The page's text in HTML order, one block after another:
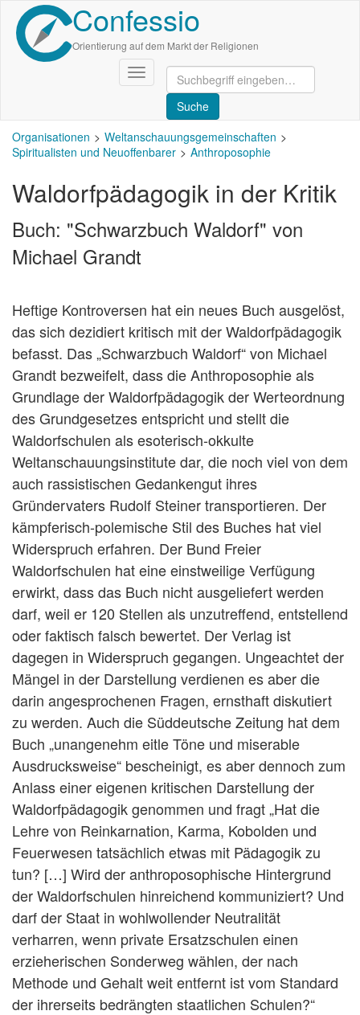
Direkt
zum
Inhalt
Confessio
Orientierung auf dem Markt der Religionen
Navigation
aktivieren/deaktivieren
Organisationen
Weltanschauungsgemeinschaften
Spiritualisten und Neuoffenbarer
Anthroposophie
Waldorfpädagogik in der Kritik
Buch: "Schwarzbuch Waldorf" von
Michael Grandt
Heftige Kontroversen hat ein neues Buch ausgelöst,
das sich dezidiert kritisch mit der Waldorfpädagogik
befasst. Das „Schwarzbuch Waldorf“ von Michael
Grandt bezweifelt, dass die Anthroposophie als
Grundlage der Waldorfpädagogik der Werteordnung
des Grundgesetzes entspricht und stellt die
Waldorfschulen als esoterisch-okkulte
Weltanschauungsinstitute dar, die noch viel von dem
auch rassistischen Gedankengut ihres
Gründervaters Rudolf Steiner transportieren. Der
kämpferisch-polemische Stil des Buches hat viel
Widerspruch erfahren. Der Bund Freier
Waldorfschulen hat eine einstweilige Verfügung
erwirkt, dass das Buch nicht ausgeliefert werden
darf, weil er 120 Stellen als unzutreffend, entstellend
oder faktisch falsch bewertet. Der Verlag ist
dagegen in Widerspruch gegangen. Ungeachtet der
Mängel in der Darstellung verdienen es aber die
darin angesprochenen Fragen, ernsthaft diskutiert
zu werden. Auch die Süddeutsche Zeitung hat dem
Buch „unangenehm eitle Töne und miserable
Ausdrucksweise“ bescheinigt, es aber dennoch zum
Anlass einer eigenen kritischen Darstellung der
Waldorfpädagogik genommen und fragt „Hat die
Lehre von Reinkarnation, Karma, Kobolden und
Feuerwesen tatsächlich etwas mit Pädagogik zu
tun? […] Wird der anthroposophische Hintergrund
der Waldorfschulen hinreichend kommuniziert? Und
darf der Staat in wohlwollender Neutralität
verharren, wenn private Ersatzschulen einen
erzieherischen Sonderweg wählen, der nach
Methode und Gehalt weit entfernt ist vom Standard
der ihrerseits bedrängten staatlichen Schulen?“